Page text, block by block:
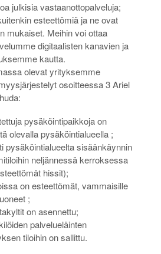
julkisia vastaanottopalveluja;
esteettömiä ja ne ovat
mukaiset. Meihin voi ottaa
digitaalisten kanavien ja
kautta.
olevat yrityksemme
osoitteessa 3 Ariel
pysäköintipaikkoja on
olevalla pysäköintialueella ;
pysäköintialueelta sisäänkäynnin
neljännessä kerroksessa
hissit);
on esteettömät, vammaisille
;
on asennettu;
palvelueläinten
tiloihin on sallittu.